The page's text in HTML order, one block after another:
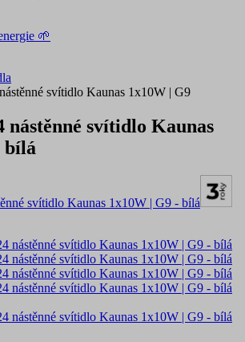
🌱
svítidlo Kaunas 1x10W | G9
nástěnné svítidlo Kaunas
bílá